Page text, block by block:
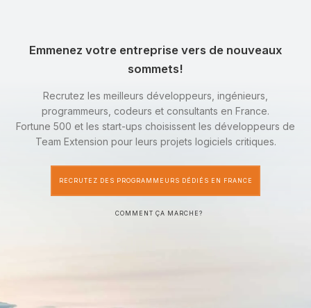
Emmenez votre entreprise vers de nouveaux
sommets!
Recrutez les meilleurs développeurs, ingénieurs,
programmeurs, codeurs et consultants en France.
Fortune 500 et les start-ups choisissent les développeurs de
Team Extension pour leurs projets logiciels critiques.
RECRUTEZ DES PROGRAMMEURS DÉDIÉS EN FRANCE
COMMENT ÇA MARCHE?